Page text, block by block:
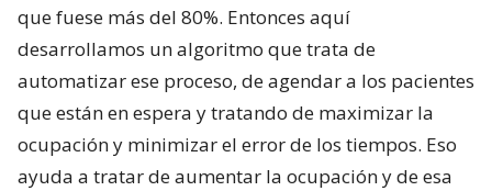
que fuese más del 80%. Entonces aquí
desarrollamos un algoritmo que trata de
automatizar ese proceso, de agendar a los pacientes
que están en espera y tratando de maximizar la
ocupación y minimizar el error de los tiempos. Eso
ayuda a tratar de aumentar la ocupación y de esa